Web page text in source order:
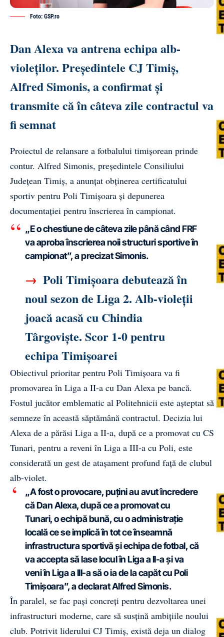
Foto: GSP.ro
Dan Alexa va antrena echipa alb-
violeților. Președintele CJ Timiș,
Alfred Simonis, a confirmat și
transmite că în câteva zile contractul va
fi semnat
Proiectul de relansare a fotbalului timișorean prinde
contur. Alfred Simonis, președintele Consiliului
Județean Timiș, a anunțat obținerea certificatului
sportiv pentru Poli Timișoara și depunerea
documentației pentru înscrierea în campionat.
„E o chestiune de câteva zile până când FRF
va aproba înscrierea noii structuri sportive în
campionat”, a precizat Simonis.
→ Poli Timișoara debutează în
noul sezon de Liga 2. Alb-violeții
joacă acasă cu Chindia
Târgoviște. Scor 1-0 pentru
echipa Timișoarei
Obiectivul prioritar pentru Poli Timișoara va fi
promovarea în Liga a II-a cu Dan Alexa pe bancă.
Fostul jucător emblematic al Politehnicii este așteptat să
semneze în această săptămână contractul. Decizia lui
Alexa de a părăsi Liga a II-a, după ce a promovat cu CS
Tunari, pentru a reveni în Liga a III-a cu Poli, este
considerată un gest de atașament profund față de clubul
alb-violet.
„A fost o provocare, puțini au avut încredere
că Dan Alexa, după ce a promovat cu
Tunari, o echipă bună, cu o administrație
locală ce se implică în tot ce înseamnă
infrastructura sportivă și echipa de fotbal, că
va accepta să lase locul în Liga a II-a și va
veni în Liga a III-a să o ia de la capăt cu Poli
Timișoara”, a declarat Alfred Simonis.
În paralel, se fac pași concreți pentru dezvoltarea unei
infrastructuri moderne, care să susțină ambițiile noului
club. Potrivit liderului CJ Timiș, există deja un dialog